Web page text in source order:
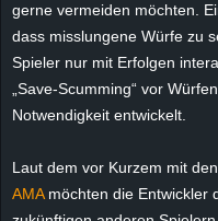
gerne vermeiden möchten.
dass misslungene Würfe zu
Spieler nur mit Erfolgen
„Save-Scumming“ vor
Notwendigkeit entwickelt.
Laut dem vor Kurzem mit
AMAmöchten die Entwickler